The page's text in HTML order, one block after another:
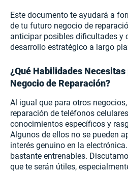
Este documento te ayudará a
de tu futuro negocio de
anticipar posibles dificultades y
desarrollo estratégico a largo
¿Qué Habilidades
Negocio de Reparación?
Al igual que para otros
reparación de teléfonos
conocimientos específicos y
Algunos de ellos no se pueden
interés genuino en la
bastante entrenables.
que te serán útiles,